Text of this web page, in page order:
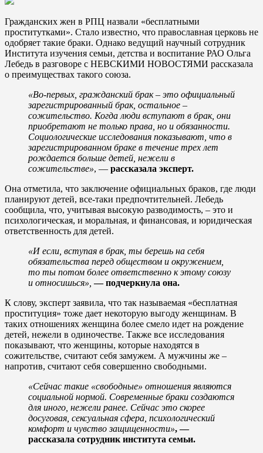
Гражданских жен в РПЦ назвали «бесплатными
проститутками». Стало известно, что православная церковь не
одобряет такие браки. Однако ведущий научный сотрудник
Института изучения семьи, детства и воспитание РАО Ольга
Лебедь в разговоре с НЕВСКИМИ НОВОСТЯМИ рассказала
о преимуществах такого союза.
«Во-первых, гражданский брак – это официальный
зарегистрированный брак, остальное –
сожительство. Когда люди вступают в брак, они
приобретают не только права, но и обязанности.
Социологические исследования показывают, что в
зарегистрированном браке в течение трех лет
рождается больше детей, нежели в
сожительстве», — рассказала эксперт.
Она отметила, что заключение официальных браков, где люди
планируют детей, все-таки предпочтительней. Лебедь
сообщила, что, учитывая высокую разводимость, – это и
психологическая, и моральная, и финансовая, и юридическая
ответственность для детей.
«И если, вступая в брак, ты берешь на себя
обязательства перед обществом и окружением,
то ты потом более ответственно к этому союзу
и относишься»,— подчеркнула она.
К слову, эксперт заявила, что так называемая «бесплатная
проституция» тоже дает некоторую выгоду женщинам. В
таких отношениях женщина более смело идет на рождение
детей, нежели в одиночестве. Также все исследования
показывают, что женщины, которые находятся в
сожительстве, считают себя замужем. А мужчины же –
напротив, считают себя совершенно свободными.
«Сейчас такие «свободные» отношения являются
социальной нормой. Современные браки создаются
для иного, нежели ранее. Сейчас это скорее
досуговая, сексуальная сфера, психологический
комфорт и чувство защищенности», —
рассказала сотрудник института семьи.